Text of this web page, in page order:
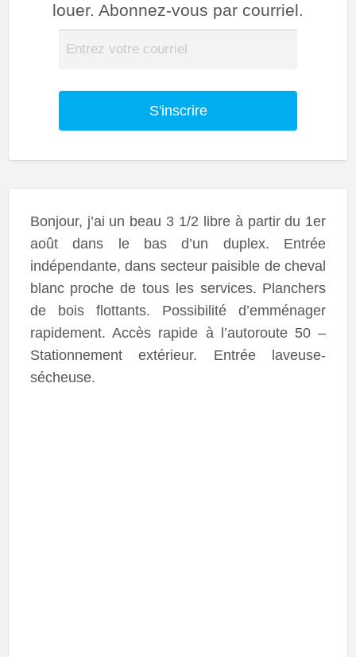
louer. Abonnez-vous par courriel.
S'inscrire
Bonjour, j’ai un beau 3 1/2 libre à partir du 1er
août dans le bas d’un duplex. Entrée
indépendante, dans secteur paisible de cheval
blanc proche de tous les services. Planchers
de bois flottants. Possibilité d’emménager
rapidement. Accès rapide à l’autoroute 50 –
Stationnement extérieur. Entrée laveuse-
sécheuse.